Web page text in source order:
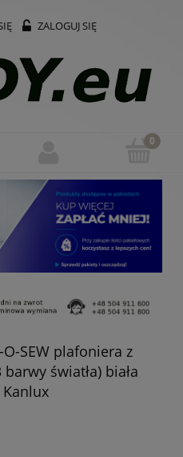
ZALOGUJ SIĘ
O-SEW plafoniera z
światła) biała
Kanlux